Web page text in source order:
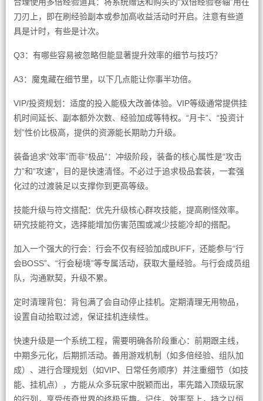
刀刃上，即在刷经验副本或参加高收益活动时开启。注意有些道
具是计时，有些是计次。
Q3：有哪些容易被忽略但能显著提升效率的细节与技巧？
A3：魔鬼藏在细节里，以下几点能让你事半功倍。
VIP/投资规划：适度的投入能极大改善体验。VIP等级通常提供挂
机时间延长、副本额外次数、经验加成等特权。“月卡”、“投资计
划”性价比极高，提供的资源能长期助力升级。
装备追求“效率”而非“极品”：冲级阶段，装备的核心属性是“攻击
力”和“攻速”，目的是快速清怪。不必过于追求极品套装，一套强
化过的过渡装足以支撑你到更高等级。
技能升级与符文搭配：优先升级核心群攻技能，提高刷怪效率。
研究技能符文，选择能增加伤害范围或减少技能冷却的搭配。
加入一个强大的行会：行会不仅有经验加成BUFF，还能参与“行
会BOSS”、“行会秘境”等专属活动，获取大量经验。与行会成员组
队，沟通默契，升级不累。
定时清理背包：背包满了会自动停止挂机。定期清理无用物品，
设置自动拾取过滤，保证挂机连续性。
快速升级是一个系统工程，需要明确各阶段重心：前期跟主线，
中期多元化，后期抓活动。善用游戏机制（如多倍经验、组队加
成）、进行合理规划（如VIP、日常任务顺序）并注重细节（如技
能、挂机点），方能从众多玩家中脱颖而出，率先踏入顶级玩家